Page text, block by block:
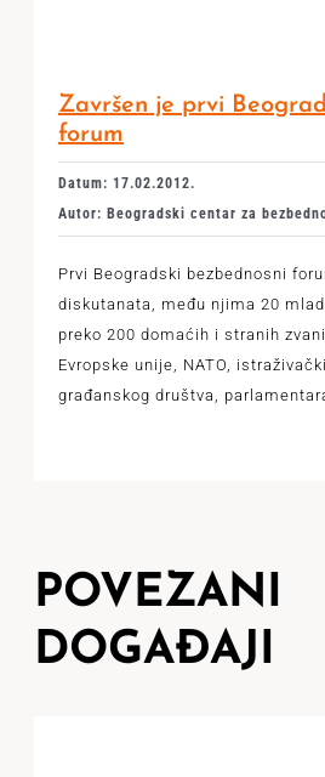
Završen je prvi
forum
Datum: 17.02.2012.
Autor: Beogradski centar za
Prvi Beogradski bezbednosni
diskutanata, među njima 20
preko 200 domaćih i stranih
Evropske unije, NATO,
građanskog društva,
POVEZANI
DOGAĐAJI